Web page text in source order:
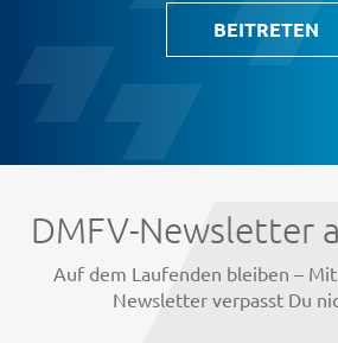
BEITRETEN
DMFV-Newsletter
Auf dem Laufenden bleiben –
Newsletter verpasst Du